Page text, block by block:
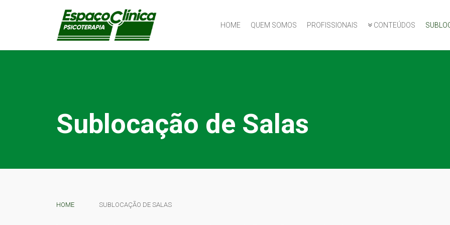
HOME QUEM SOMOS PROFISSIONAIS CONTEÚDOS
Sublocação de Salas
HOME SUBLOCAÇÃO DE SALAS